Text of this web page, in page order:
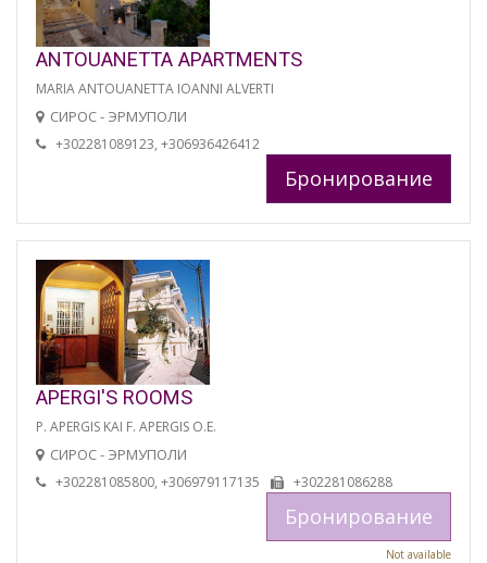
ANTOUANETTA APARTMENTS
MARIA ANTOUANETTA IOANNI ALVERTI
СИРОС - ЭРМУПОЛИ
+302281089123, +306936426412
Бронирование
APERGI'S ROOMS
P. APERGIS KAI F. APERGIS O.E.
СИРОС - ЭРМУПОЛИ
+302281085800, +306979117135 +302281086288
Бронирование
Not available